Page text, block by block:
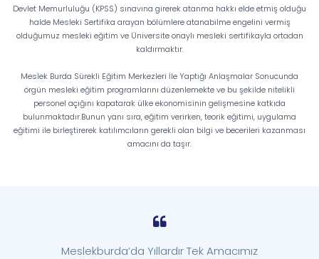
Devlet Memurluluğu (KPSS) sınavına girerek atanma hakkı elde etmiş olduğu
halde Mesleki Sertifika arayan bölümlere atanabilme engelini vermiş
olduğumuz mesleki eğitim ve Üniversite onaylı mesleki sertifikayla ortadan
kaldırmaktır.
Meslek Burda Sürekli Eğitim Merkezleri İle Yaptığı Anlaşmalar Sonucunda
örgün mesleki eğitim programlarını düzenlemekte ve bu şekilde nitelikli
personel açığını kapatarak ülke ekonomisinin gelişmesine katkıda
bulunmaktadır.Bunun yanı sıra, eğitim verirken, teorik eğitimi, uygulama
eğitimi ile birleştirerek katılımcıların gerekli olan bilgi ve becerileri kazanması
amacını da taşır.
Meslekburda’da Yıllardır Tek Amacımız